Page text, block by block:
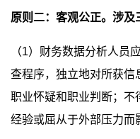
原则二：客观公正。涉及
（1）财务数据分析人员
查程序，独立地对所获信
职业怀疑和职业判断；不
经验或屈从于外部压力而